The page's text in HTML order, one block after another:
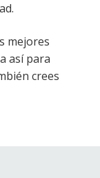
mejores
así para
crees